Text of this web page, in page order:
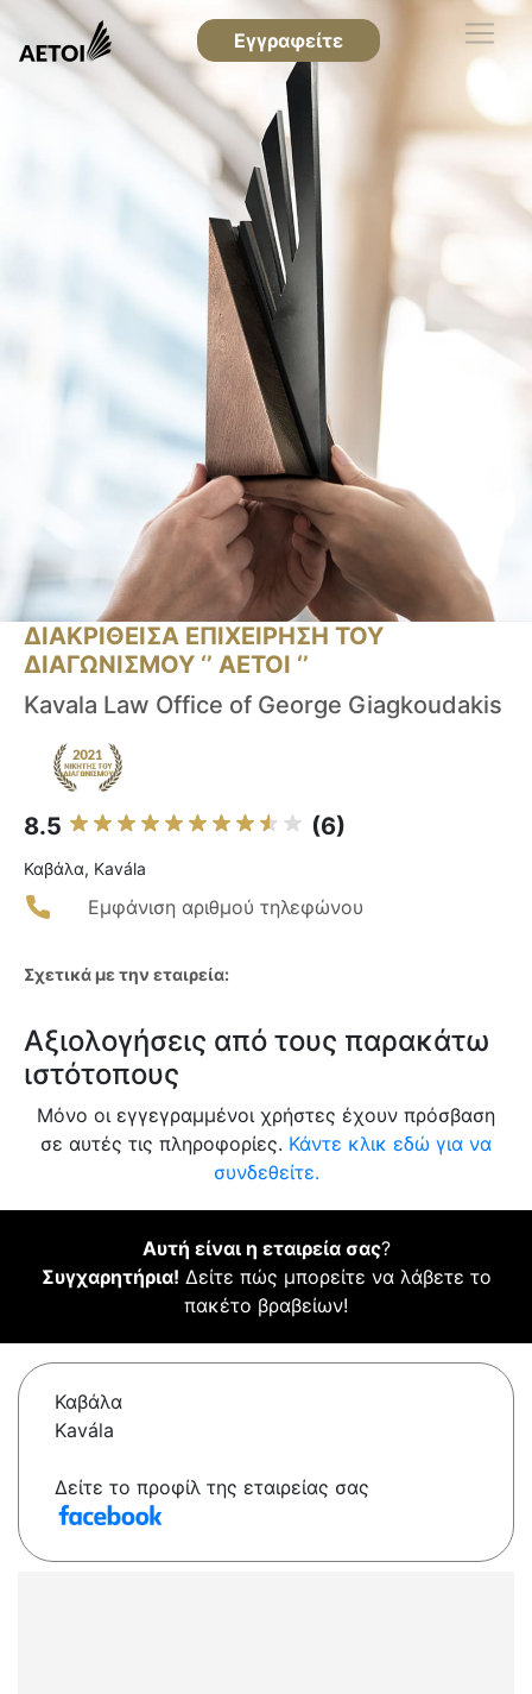
Εγγραφείτε
ΔΙΑΚΡΙΘΕΙΣΑ ΕΠΙΧΕΙΡΗΣΗ ΤΟΥ
ΔΙΑΓΩΝΙΣΜΟΥ ‘’ ΑΕΤΟΙ ‘’
Kavala Law Office of George Giagkoudakis
8.5 (6)
Καβάλα, Kavála
Εμφάνιση αριθμού τηλεφώνου
Σχετικά με την εταιρεία:
Αξιολογήσεις από τους παρακάτω
ιστότοπους
Μόνο οι εγγεγραμμένοι χρήστες έχουν πρόσβαση
σε αυτές τις πληροφορίες. Κάντε κλικ εδώ για να
συνδεθείτε.
Αυτή είναι η εταιρεία σας?
Συγχαρητήρια! Δείτε πώς μπορείτε να λάβετε το
πακέτο βραβείων!
Καβάλα
Kavála
Δείτε το προφίλ της εταιρείας σας